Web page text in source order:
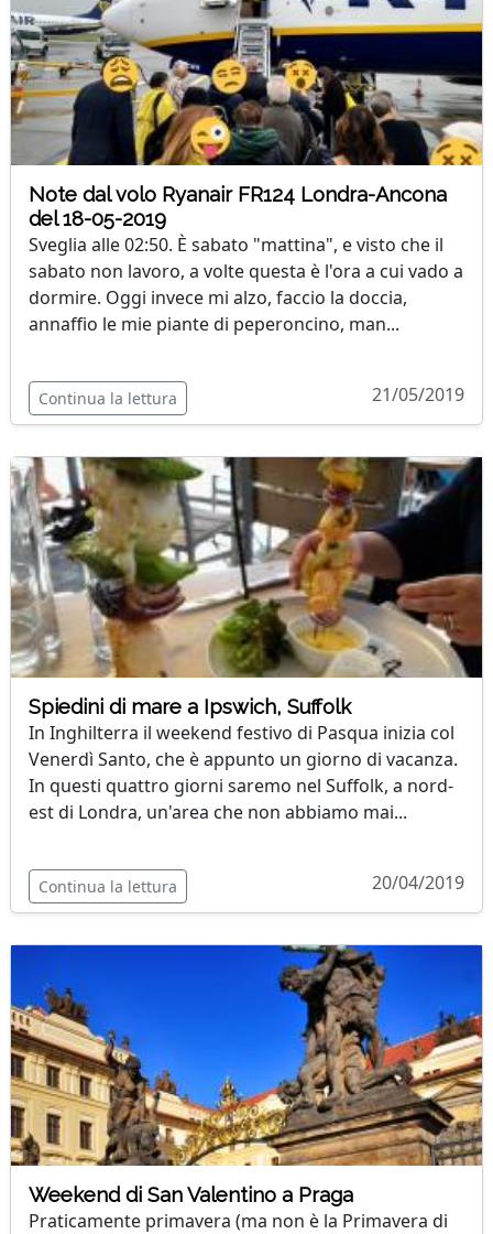
Note dal volo Ryanair FR124 Londra-Ancona
del 18-05-2019
Sveglia alle 02:50. È sabato "mattina", e visto che il
sabato non lavoro, a volte questa è l'ora a cui vado a
dormire. Oggi invece mi alzo, faccio la doccia,
annaffio le mie piante di peperoncino, man...
Continua la lettura 21/05/2019
Spiedini di mare a Ipswich, Suffolk
In Inghilterra il weekend festivo di Pasqua inizia col
Venerdì Santo, che è appunto un giorno di vacanza.
In questi quattro giorni saremo nel Suffolk, a nord-
est di Londra, un'area che non abbiamo mai...
Continua la lettura 20/04/2019
Weekend di San Valentino a Praga
Praticamente primavera (ma non è la Primavera di